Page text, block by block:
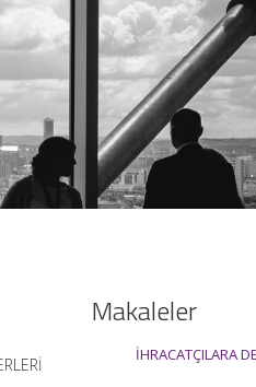
Makaleler
İHRACATÇILARA